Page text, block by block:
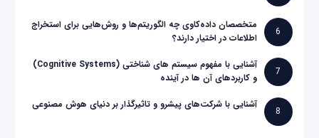
6
متخصصان داده‌کاوی چه الگوریتم‌ها و روش‌هایی برای استخراج
اطلاعات در اختیار دارند؟
7
آشنایی با مفهوم سیستم های شناختی (Cognitive Systems)
و کاربردهای آن ها در آینده
8
آشنایی با شرکت‌های پیشرو و تاثیرگذار بر دنیای هوش مصنوعی